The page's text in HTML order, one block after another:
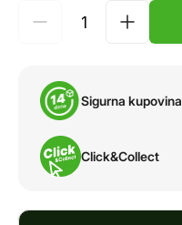
Sigurna kupovina
Click&Collect